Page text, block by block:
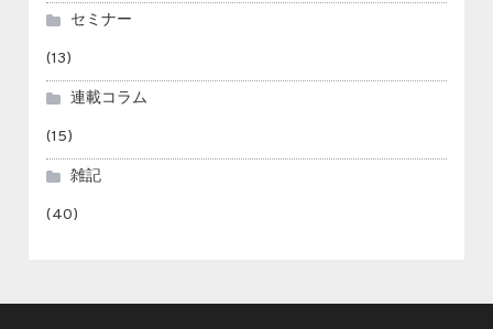
セミナー
(13)
連載コラム
(15)
雑記
(40)